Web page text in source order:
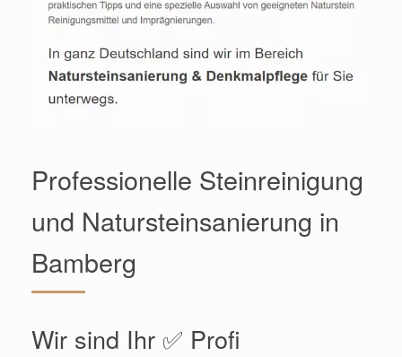
Professionelle Steinreinigung
und Natursteinsanierung in
Bamberg
Wir sind Ihr ✅ Profi